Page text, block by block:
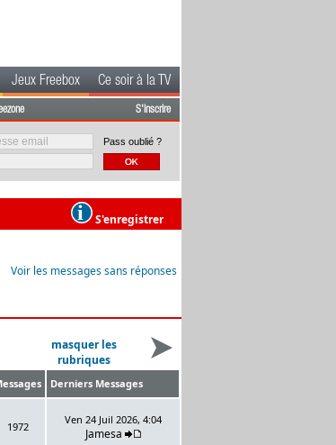
Jeux Freebox Ce soir à la TV
S'inscrire
Pass oublié ?
S'enregistrer
Voir les messages sans réponses
masquer les
rubriques
Derniers Messages
1972
Ven 24 Juil 2026, 4:04
Jamesa